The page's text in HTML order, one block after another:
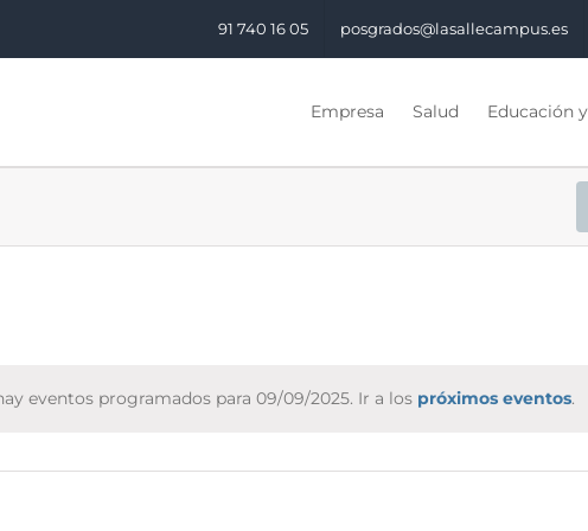
91 740 16 05 posgrados@lasallecampus.es
Empresa Salud Educación
Notice
eventos programados para 09/09/2025. Ir a los próximos eventos.